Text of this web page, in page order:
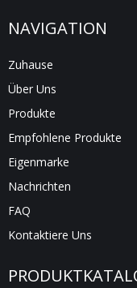
NAVIGATION
Zuhause
Über Uns
Produkte
Empfohlene Produkte
Eigenmarke
Nachrichten
FAQ
Kontaktiere Uns